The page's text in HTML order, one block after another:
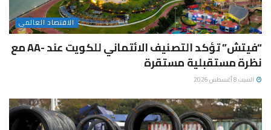
الاقتصاد العالمى
“فيتش” تؤكد التصنيف الائتماني للكويت عند -AA مع
نظرة مستقبلية مستقرة
السبت 8 أغسطس 2026